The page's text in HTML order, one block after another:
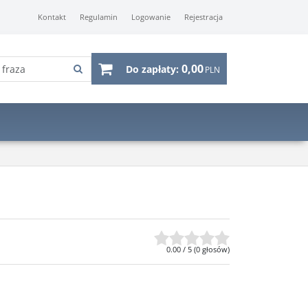
Kontakt Regulamin Logowanie Rejestracja
Do zapłaty: 0,00PLN
0.00 / 5 (0 głosów)